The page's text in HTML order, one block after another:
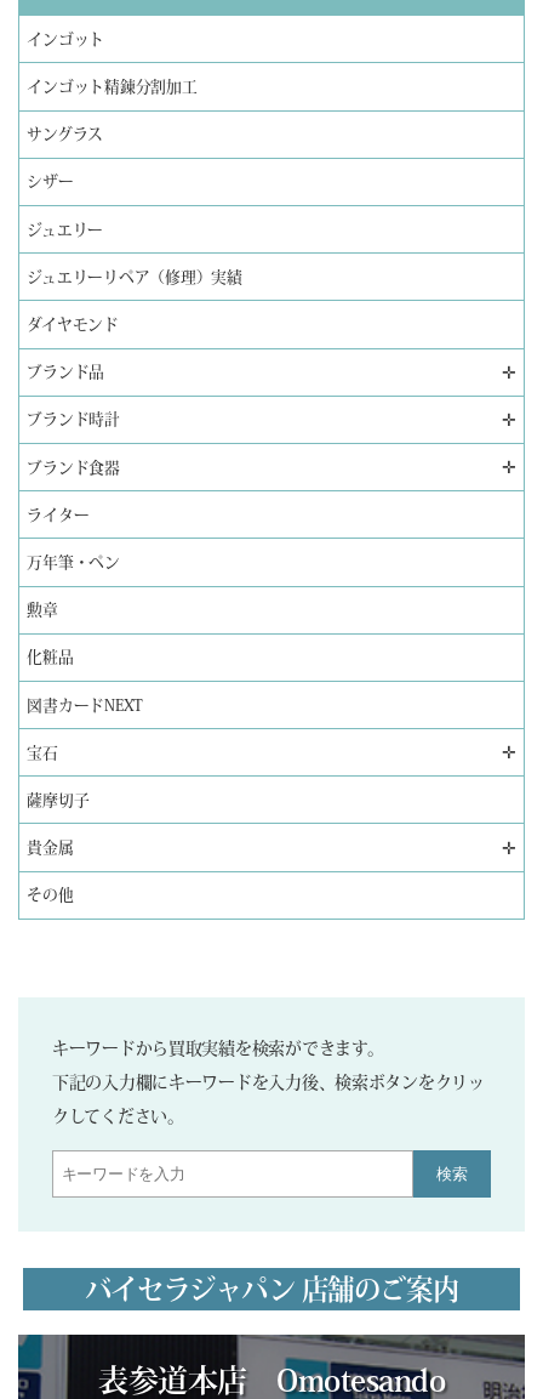
インゴット
インゴット精錬分割加工
サングラス
シザー
ジュエリー
ジュエリーリペア（修理）実績
ダイヤモンド
ブランド品 ✛
ブランド時計 ✛
ブランド食器 ✛
ライター
万年筆・ペン
勲章
化粧品
図書カードNEXT
宝石 ✛
薩摩切子
貴金属 ✛
その他
キーワードから買取実績を検索ができます。
下記の入力欄にキーワードを入力後、検索ボタンをクリッ
クしてください。
検索
バイセラジャパン 店舗のご案内
表参道本店 Omotesando